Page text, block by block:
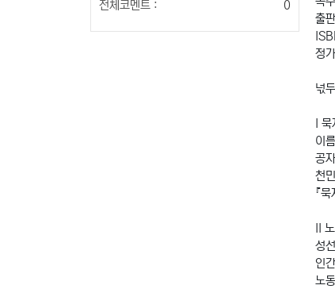
전체코멘트 : 0
출
정
넋
I
이
공
천
『
II
성
인
노